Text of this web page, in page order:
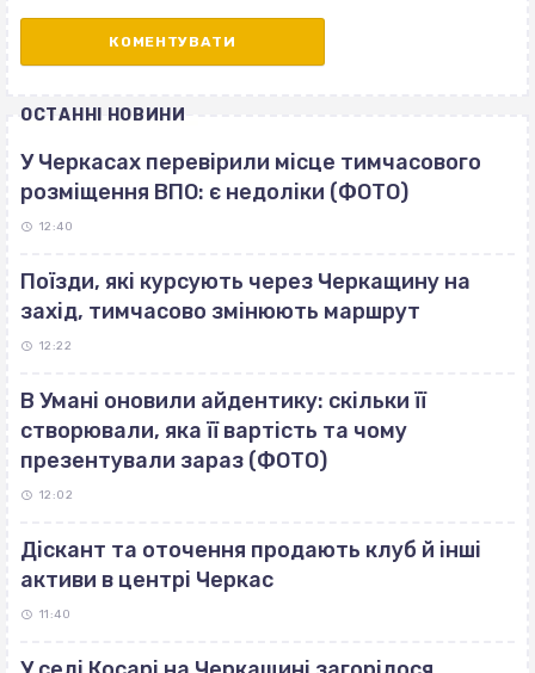
ОСТАННІ НОВИНИ
У Черкасах перевірили місце тимчасового
розміщення ВПО: є недоліки (ФОТО)
12:40
Поїзди, які курсують через Черкащину на
захід, тимчасово змінюють маршрут
12:22
В Умані оновили айдентику: скільки її
створювали, яка її вартість та чому
презентували зараз (ФОТО)
12:02
Діскант та оточення продають клуб й інші
активи в центрі Черкас
11:40